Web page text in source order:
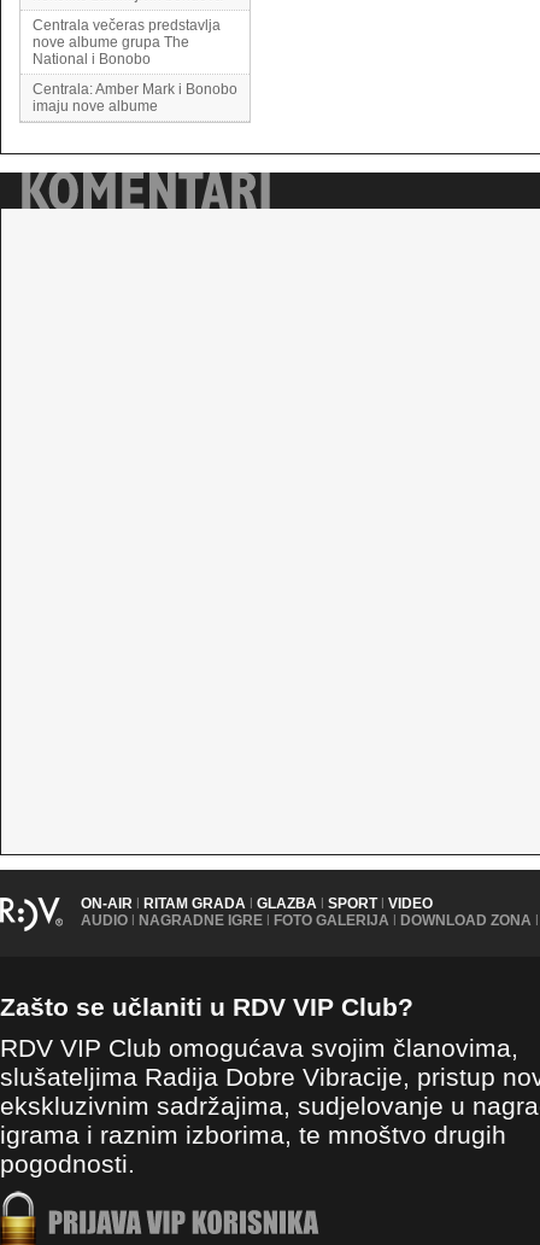
Centrala večeras predstavlja
nove albume grupa The
National i Bonobo
Centrala: Amber Mark i Bonobo
imaju nove albume
ON-AIR | RITAM GRADA | GLAZBA | SPORT | VIDEO
AUDIO | NAGRADNE IGRE | FOTO GALERIJA | DOWNLOAD ZONA |
Zašto se učlaniti u RDV VIP Club?
RDV VIP Club omogućava svojim članovima,
slušateljima Radija Dobre Vibracije, pristup
ekskluzivnim sadržajima, sudjelovanje u
igrama i raznim izborima, te mnoštvo drugih
pogodnosti.